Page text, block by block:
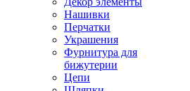
Нашивки
Перчатки
Украшения
Фурнитура для
бижутерии
Цепи